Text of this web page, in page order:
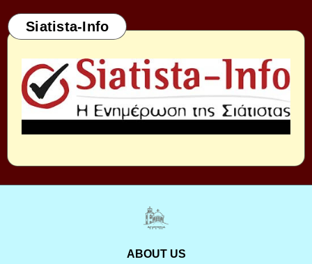
Siatista-Info
ABOUT US